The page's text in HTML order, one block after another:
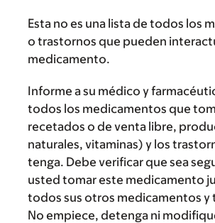
Esta no es una lista de todos los
o trastornos que pueden
medicamento.
Informe a su médico y
todos los medicamentos que
recetados o de venta libre,
naturales, vitaminas) y los
tenga. Debe verificar que sea
usted tomar este medicamento
todos sus otros medicamentos y
No empiece, detenga ni